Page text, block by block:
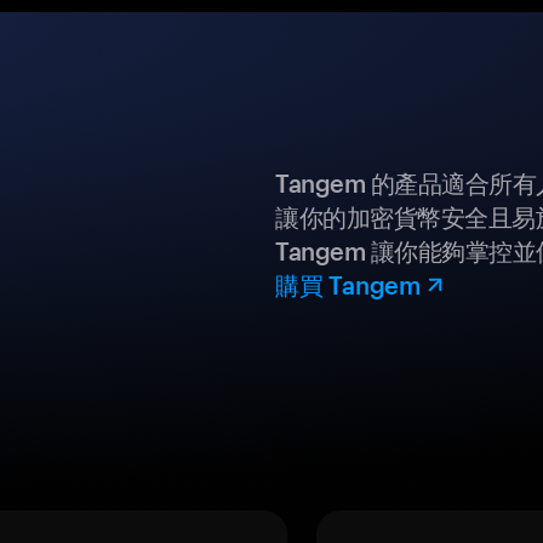
Tangem 的產品適合所
讓你的加密貨幣安全且
Tangem 讓你能夠掌控
購買 Tangem